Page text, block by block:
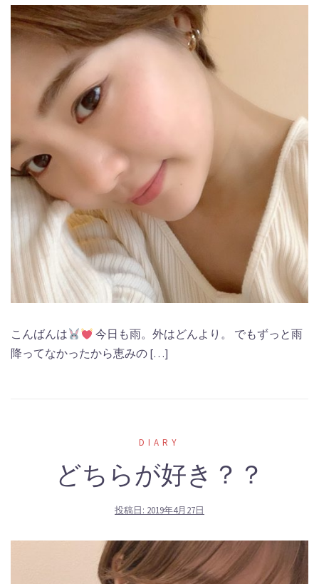
こんばんは
今日も雨。外はどんより。 でもずっと雨
降ってなかったから恵みの […]
DIARY
どちらが好き？？
投稿日: 2019年4月27日